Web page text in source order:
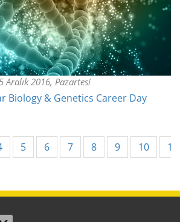
Aralık 2016, Pazartesi
Biology & Genetics Career Day
5 6 7 8 9 10 11